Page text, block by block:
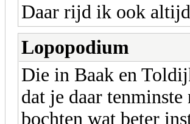
Daar rijd ik ook
Lopopodium
Die in Baak en
dat je daar
bochten wat beter